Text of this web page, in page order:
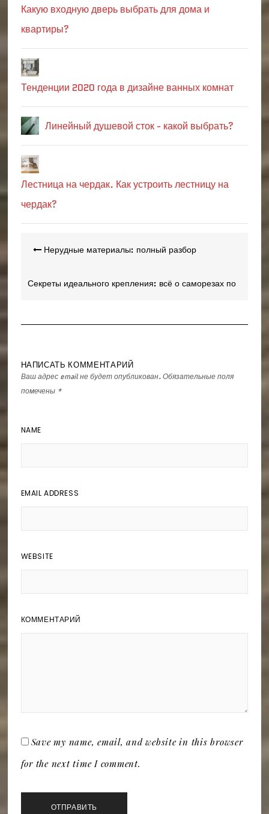
Какую входную дверь выбрать для дома и
квартиры?
Тенденции 2020 года в дизайне ванных комнат
Линейный душевой сток - какой выбрать?
Лестница на чердак. Как устроить лестницу на
чердак?
Навигация
записям
Нерудные материалы: полный разбор
Секреты идеального крепления: всё о саморезах по
НАПИСАТЬ КОММЕНТАРИЙ
Ваш адрес email не будет опубликован. Обязательные поля
помечены *
NAME
EMAIL ADDRESS
WEBSITE
КОММЕНТАРИЙ
Save my name, email, and website in this browser
for the next time I comment.